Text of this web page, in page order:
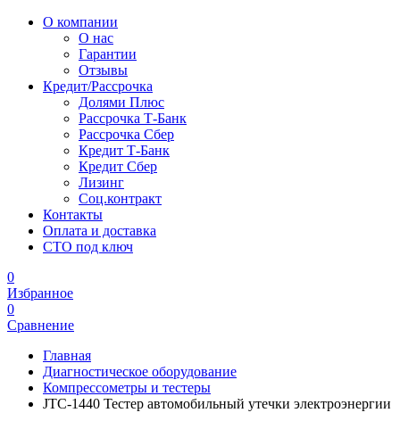
О компании
О нас
Гарантии
Отзывы
Кредит/Рассрочка
Долями Плюс
Рассрочка Т-Банк
Рассрочка Сбер
Кредит Т-Банк
Кредит Сбер
Лизинг
Соц.контракт
Контакты
Оплата и доставка
СТО под ключ
0
Избранное
0
Сравнение
Главная
Диагностическое оборудование
Компрессометры и тестеры
JTC-1440 Тестер автомобильный утечки электроэнергии